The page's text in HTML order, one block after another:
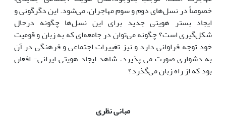
خصوصاً در نسل‌های دوم و سوم مهاجران، می‌شود. این دگرگونی و
ایجاد بستر هویتی جدید برای این نسل‌ها چگونه درحال
شکل‌گیری است؟ چگونه می‌توان در جامعه‌ای که به زبان و قومیت
خود توجه فراوانی دارد و نیز تغییرات اجتماعی و فرهنگی در آن
به دشواری صورت می پذیرد، شاهد ایجاد هویتی ایرانی- افغان
بود که از راه زبان می‌گذرد؟
مبانی نظری